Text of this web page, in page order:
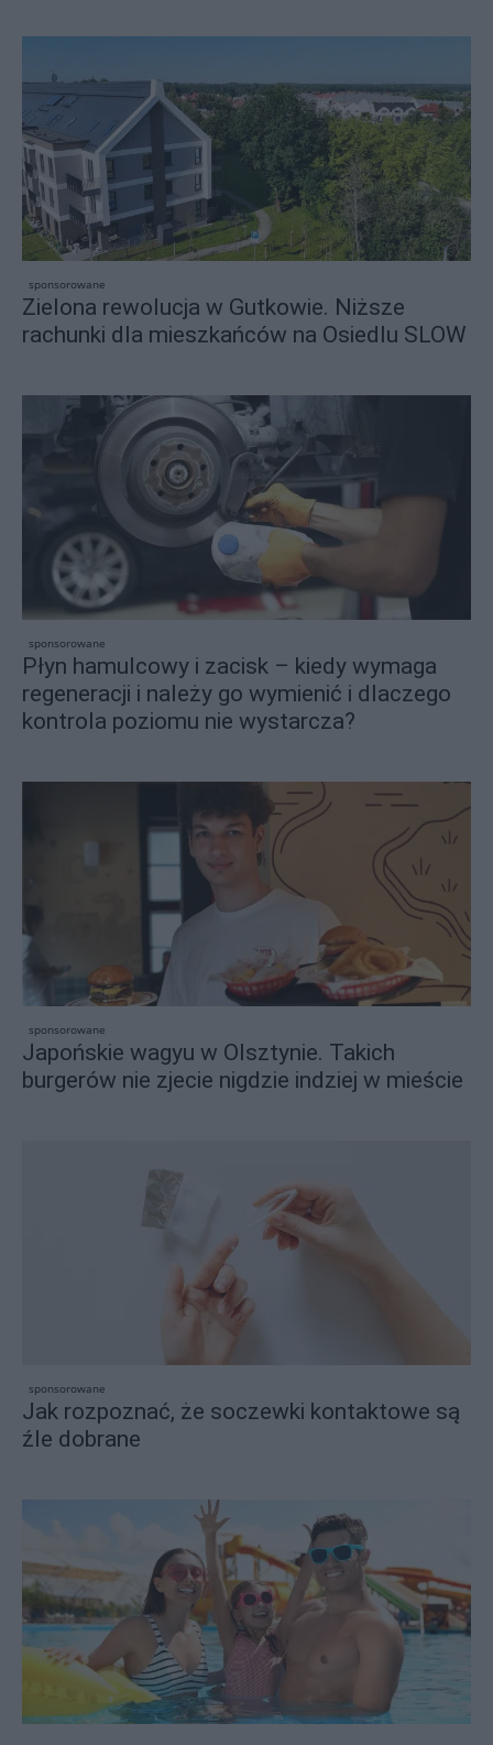
sponsorowane
Zielona rewolucja w Gutkowie. Niższe
rachunki dla mieszkańców na Osiedlu SLOW
sponsorowane
Płyn hamulcowy i zacisk – kiedy wymaga
regeneracji i należy go wymienić i dlaczego
kontrola poziomu nie wystarcza?
sponsorowane
Japońskie wagyu w Olsztynie. Takich
burgerów nie zjecie nigdzie indziej w mieście
sponsorowane
Jak rozpoznać, że soczewki kontaktowe są
źle dobrane